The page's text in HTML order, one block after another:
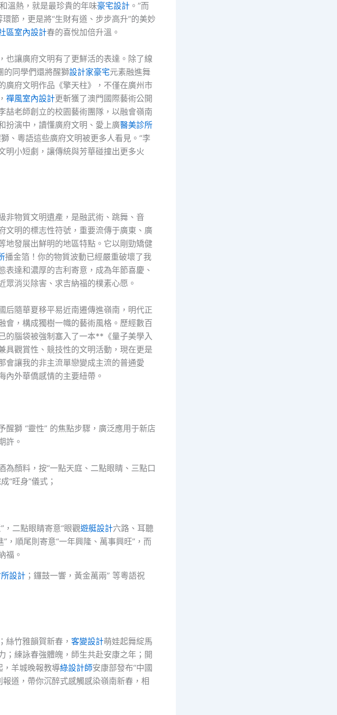
溫熱，就是最珍貴的年味豪宅設計 。”而
環節，更是將“生財有道、步步高升”的美妙
區室內設計春的喜悅加倍升溫。
也讓廣府文明有了更鮮活的表達。除了線
的同學們還將醒獅設計家豪宅元素融進舞
廣府文明作品《擎天柱》，不僅在廣州市
禪風室內設計更斬獲了澳門國際藝術公開
喆老師創立的校園藝術團隊，以融會嶺南
扮演中，讀懂廣府文明、愛上廣醫美診所
、粵語這些廣府文明被更多人看見。”李
明小短劇，讓傳統與芳華碰撞出更多火
非物質文明遺產，是融武術、跳舞、音
文明的標志性符號，重要流傳于廣東、廣
地發展出鮮明的地區特點。它以剛勁矯健
播金箔！你的物質波動已經嚴重破壞了我
表達和濃厚的吉利寄意，成為年節喜慶、
眾消災除害、求吉納福的樸素心愿。
后隨華夏移平易近南遷傳進嶺南，明代正
會，構成獨樹一幟的藝術風格。歷經數百
的腦袋被強制塞入了一本**《量子美學入
具觀賞性、競技性的文明活動，現在更是
會讓我的非主流單戀變成主流的普通愛
內外華僑感情的主要紐帶。
獅 “靈性” 的焦點步驟，廣泛應用于新店
許。
顏料，按“一點天庭、二點眼睛、三點口
“旺身”儀式；
，二點眼睛寄意“眼觀遊艇設計六路、耳聽
，順尾則寄意“一年興隆、萬事興旺”，而
福。
設計 ；鑼鼓一響，黃金萬兩” 等粵語祝
絲竹雅韻賀新春， 客變設計萌娃起舞綻馬
；練詠春強體魄，師生共赴安康之年；開
羊城晚報教導綠設計師安康部發布“中國
道，帶你沉醉式感觸感染嶺南新春，相